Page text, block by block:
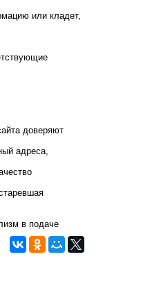
или кладет,
доверяют
адреса,
в подаче